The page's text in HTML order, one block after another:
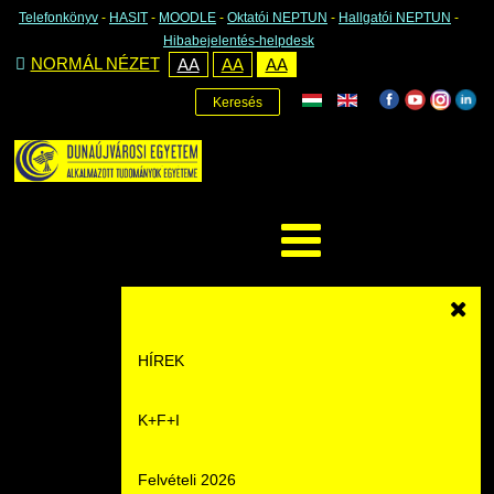
Telefonkönyv - HASIT - MOODLE - Oktatói NEPTUN - Hallgatói NEPTUN -
Hibabejelentés-helpdesk
NORMÁL NÉZET AA AA AA
Keresés
HÍREK
Hírek
Események
K+F+I
Felvételi 2026